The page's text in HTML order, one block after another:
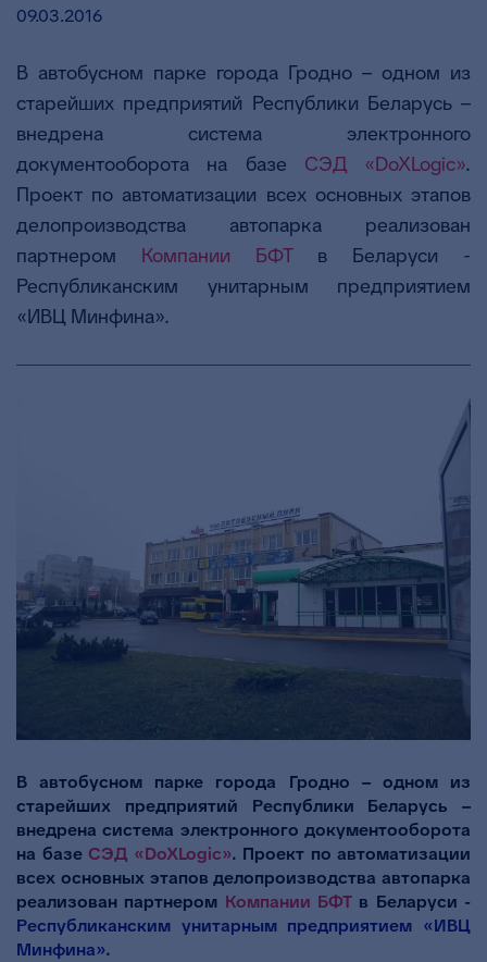
09.03.2016
В автобусном парке города Гродно – одном из
старейших предприятий Республики Беларусь –
внедрена система электронного
документооборота на базе СЭД «DoXLogic».
Проект по автоматизации всех основных этапов
делопроизводства автопарка реализован
партнером Компании БФТв Беларуси -
Республиканским унитарным предприятием
«ИВЦ Минфина».
В автобусном парке города Гродно – одном из
старейших предприятий Республики Беларусь –
внедрена система электронного документооборота
на базе СЭД «DoXLogic». Проект по автоматизации
всех основных этапов делопроизводства автопарка
реализован партнером Компании БФТ в Беларуси -
Республиканским унитарным предприятием «ИВЦ
Минфина».